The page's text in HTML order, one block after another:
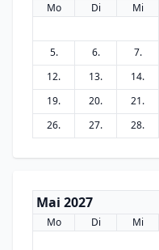
Mo Di Mi
5.
6. 7.
12.
13. 14.
19.
20. 21.
26.
27. 28.
Mai 2027
Mo Di Mi